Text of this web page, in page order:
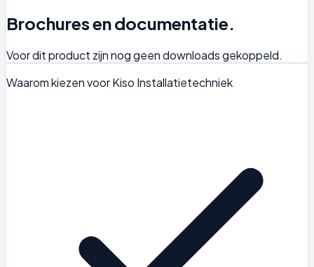
Brochures en documentatie.
Voor dit product zijn nog geen downloads gekoppeld.
Waarom kiezen voor Kiso Installatietechniek